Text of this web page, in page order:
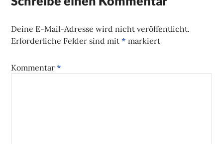
Deine E-Mail-Adresse wird nicht veröffentlicht.
Erforderliche Felder sind mit* markiert
Kommentar*